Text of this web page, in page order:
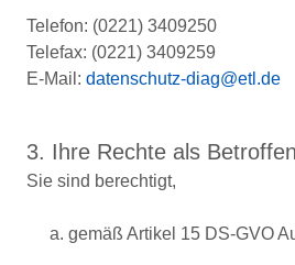
Telefon: (0221) 3409250
Telefax: (0221) 3409259
E-Mail: datenschutz-diag@etl.de
3. Ihre Rechte als
Sie sind berechtigt,
a. gemäß Artikel 15 DS-GVO